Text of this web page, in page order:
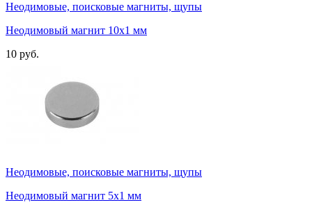
Неодимовые, поисковые магниты, щупы
Неодимовый магнит 10х1 мм
10 руб.
Неодимовые, поисковые магниты, щупы
Неодимовый магнит 5х1 мм